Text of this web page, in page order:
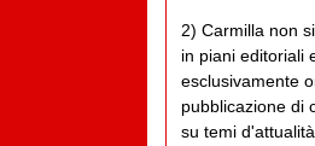
2) Carmilla non
in piani editoriali
esclusivamente
pubblicazione di
su temi